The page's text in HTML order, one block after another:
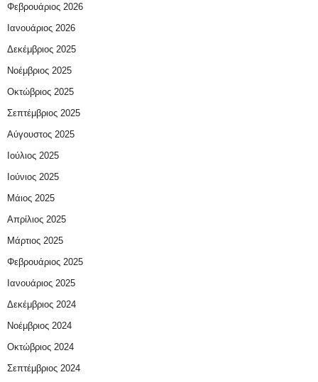
Φεβρουάριος 2026
Ιανουάριος 2026
Δεκέμβριος 2025
Νοέμβριος 2025
Οκτώβριος 2025
Σεπτέμβριος 2025
Αύγουστος 2025
Ιούλιος 2025
Ιούνιος 2025
Μάιος 2025
Απρίλιος 2025
Μάρτιος 2025
Φεβρουάριος 2025
Ιανουάριος 2025
Δεκέμβριος 2024
Νοέμβριος 2024
Οκτώβριος 2024
Σεπτέμβριος 2024